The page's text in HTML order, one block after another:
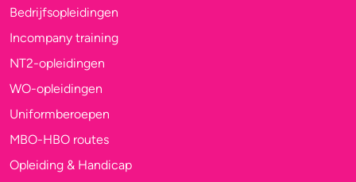
Bedrijfsopleidingen
Incompany training
NT2-opleidingen
WO-opleidingen
Uniformberoepen
MBO-HBO routes
Opleiding & Handicap